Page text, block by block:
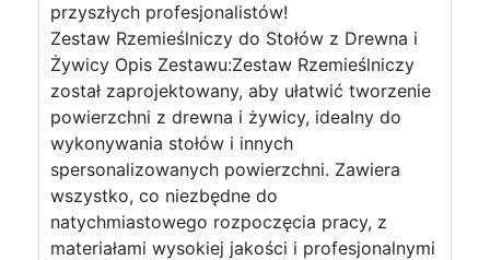
przyszłych profesjonalistów!
Zestaw Rzemieślniczy do Stołów z Drewna i
Żywicy Opis Zestawu:Zestaw Rzemieślniczy
został zaprojektowany, aby ułatwić tworzenie
powierzchni z drewna i żywicy, idealny do
wykonywania stołów i innych
spersonalizowanych powierzchni. Zawiera
wszystko, co niezbędne do
natychmiastowego rozpoczęcia pracy, z
materiałami wysokiej jakości i profesjonalnymi